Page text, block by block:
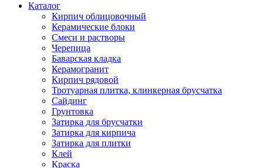
Каталог
Кирпич облицовочный
Керамические блоки
Смеси и растворы
Черепица
Баварская кладка
Керамогранит
Кирпич рядовой
Тротуарная плитка, клинкерная брусчатка
Сайдинг
Грунтовка
Затирка для брусчатки
Затирка для кирпича
Затирка для плитки
Клей
Краска